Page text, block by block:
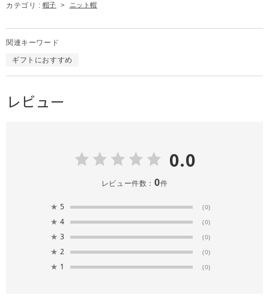
カテゴリ : 帽子 > ニット帽
関連キーワード
ギフトにおすすめ
レビュー
0.0
レビュー件数： 0件
★ 5 (0)
★ 4 (0)
★ 3 (0)
★ 2 (0)
★ 1 (0)